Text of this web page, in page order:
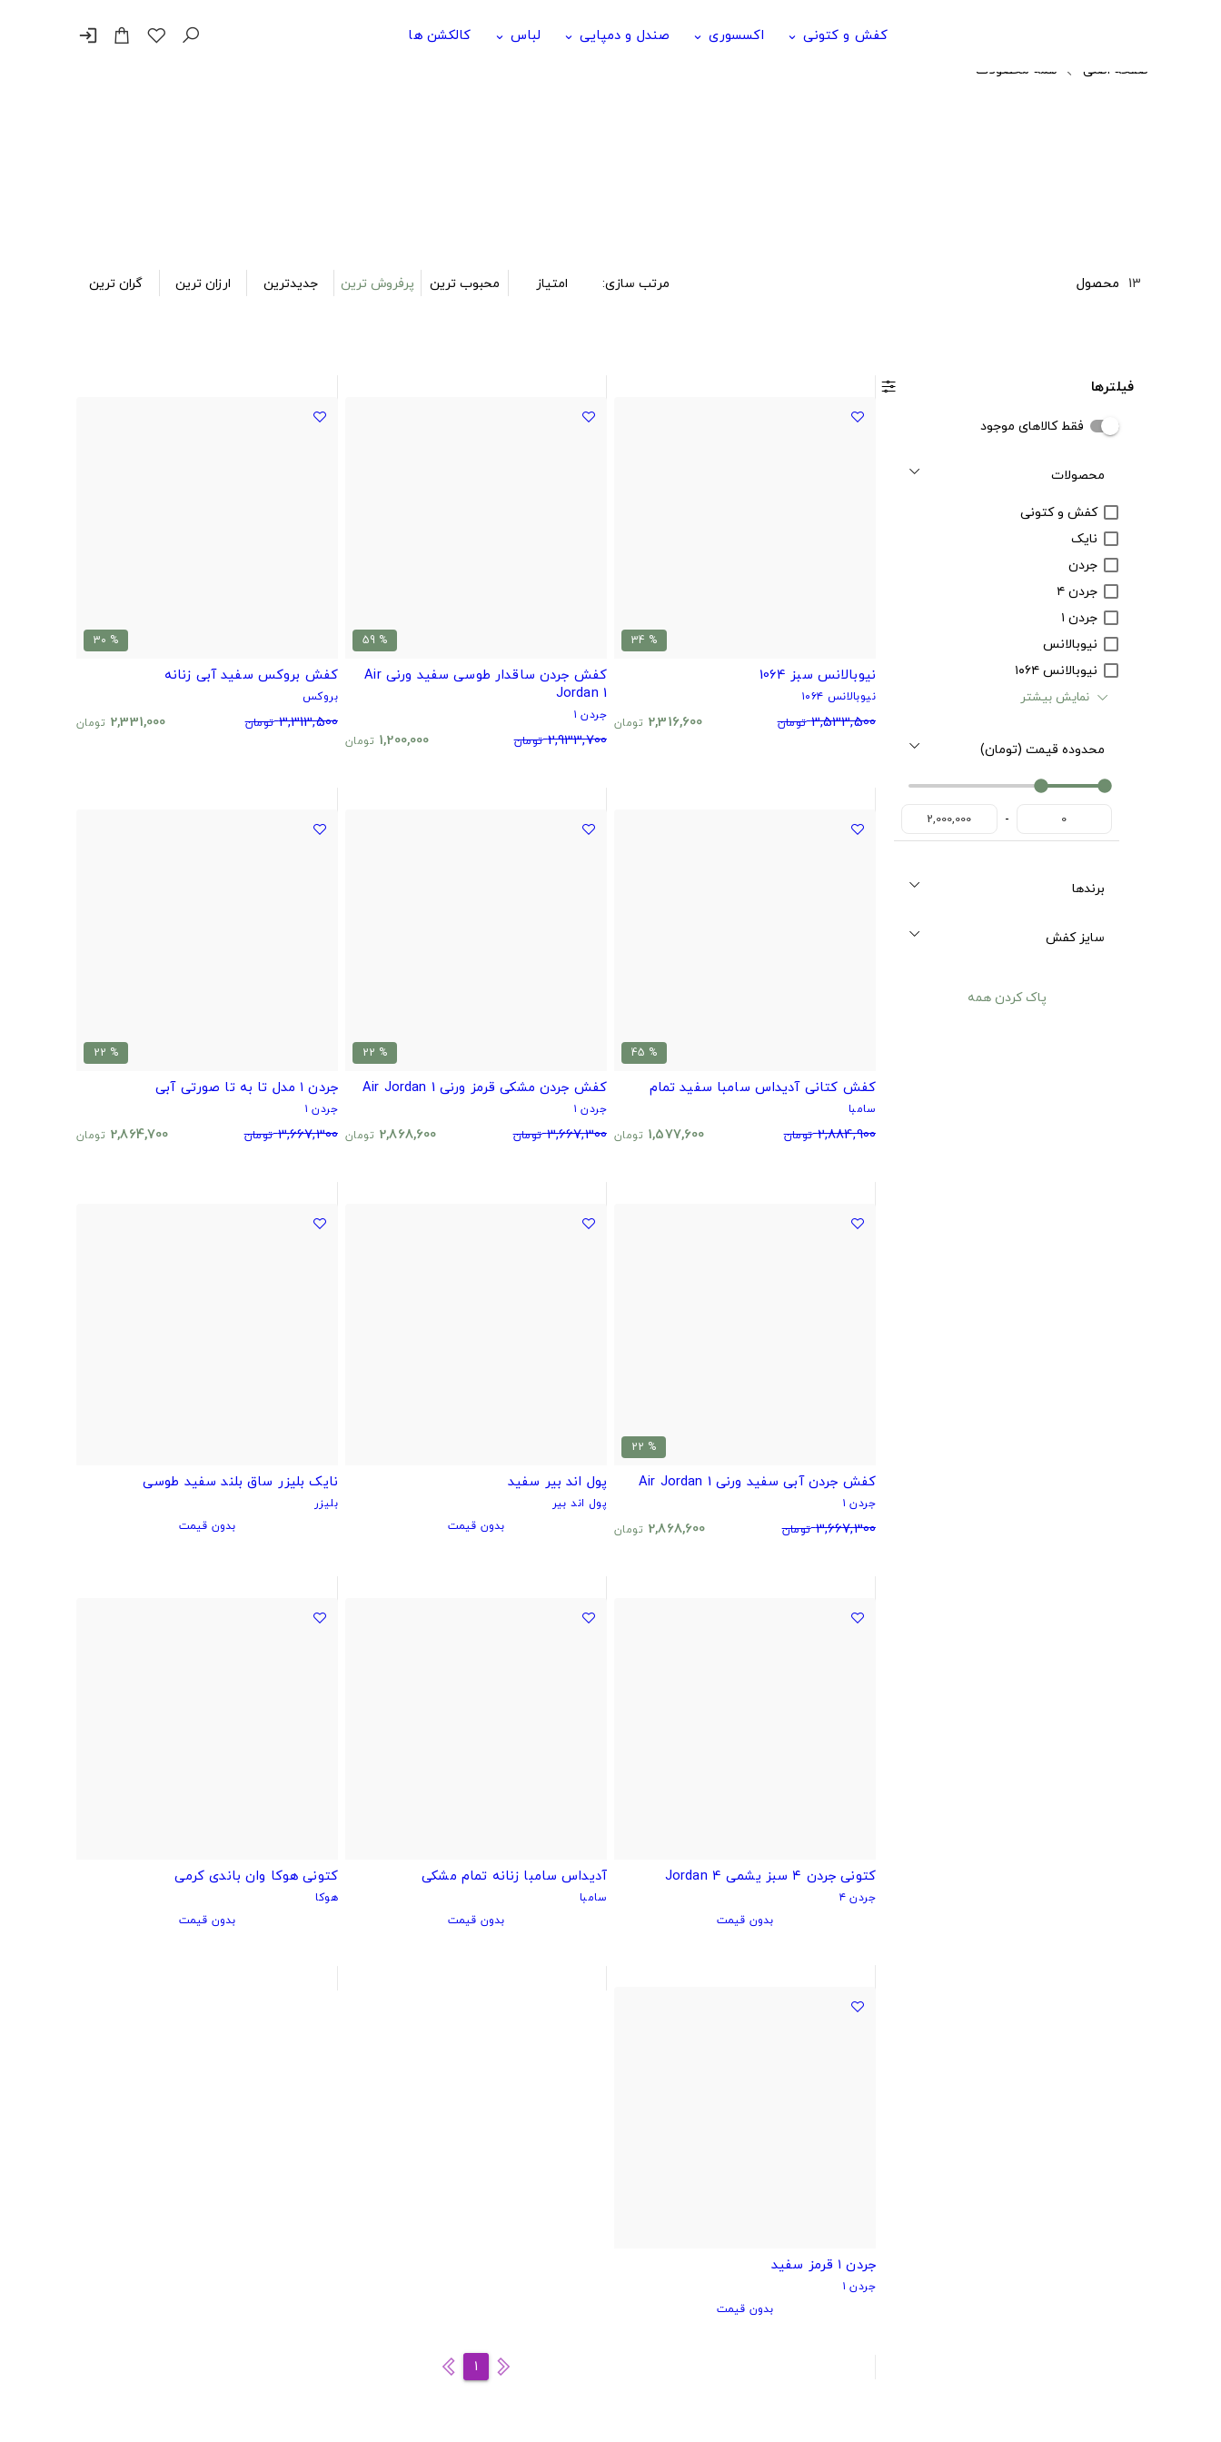
کفش و کتونی keyboard_arrow_down اکسسوری keyboard_arrow_down صندل و دمپایی keyboard_arrow_down لباس keyboard_arrow_down کالکشن ها login
صفحه اصلی همه محصولات
13 محصول مرتب سازی: امتیاز محبوب ترین پرفروش ترین جدیدترین ارزان ترین گران ترین
فیلترها
فقط کالاهای موجود
محصولات
کفش و کتونی
نایک
جردن
جردن ۴
جردن ۱
نیوبالانس
نیوبالانس ۱۰۶۴
نمایش بیشتر
محدوده قیمت (تومان)
1200000
2000000
0
-
2,000,000
برندها
سایز کفش
پاک کردن همه
% 34
نیوبالانس سبز 1064
نیوبالانس ۱۰۶۴
3,533,500 تومان 2,316,600 تومان
% 59
کفش جردن ساقدار طوسی سفید ورنی Air
Jordan 1
جردن ۱
2,933,700 تومان 1,200,000 تومان
% 30
کفش بروکس سفید آبی زنانه
بروکس
3,313,500 تومان 2,331,000 تومان
% 45
کفش کتانی آدیداس سامبا سفید تمام
سامبا
2,884,900 تومان 1,577,600 تومان
% 22
کفش جردن مشکی قرمز ورنی Air Jordan 1
جردن ۱
3,667,300 تومان 2,868,600 تومان
% 22
جردن ۱ مدل تا به تا صورتی آبی
جردن ۱
3,667,300 تومان 2,864,700 تومان
% 22
کفش جردن آبی سفید ورنی Air Jordan 1
جردن ۱
3,667,300 تومان 2,868,600 تومان
پول اند بیر سفید
پول اند بیر
بدون قیمت
نایک بلیزر ساق بلند سفید طوسی
بلیزر
بدون قیمت
کتونی جردن ۴ سبز یشمی Jordan 4
جردن ۴
بدون قیمت
آدیداس سامبا زنانه تمام مشکی
سامبا
بدون قیمت
کتونی هوکا وان باندی کرمی
هوکا
بدون قیمت
جردن ۱ قرمز سفید
جردن ۱
بدون قیمت
1